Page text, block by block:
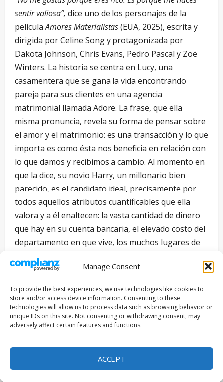
Manage Consent
To provide the best experiences, we use technologies like cookies to
store and/or access device information. Consenting to these
technologies will allow us to process data such as browsing behavior or
unique IDs on this site. Not consenting or withdrawing consent, may
adversely affect certain features and functions.
ACCEPT
sentir valiosa”, dice uno de los personajes de la
películaAmores Materialistas(EUA, 2025), escrita y
dirigida por Celine Song y protagonizada por
Dakota Johnson, Chris Evans, Pedro Pascal y Zoë
Winters. La historia se centra en Lucy, una
casamentera que se gana la vida encontrando
pareja para sus clientes en una agencia
matrimonial llamada Adore. La frase, que ella
misma pronuncia, revela su forma de pensar sobre
el amor y el matrimonio: es una transacción y lo que
importa es como ésta nos beneficia en relación con
lo que damos y recibimos a cambio. Al momento en
que la dice, su novio Harry, un millonario bien
parecido, es el candidato ideal, precisamente por
todos aquellos atributos cuantificables que ella
valora y a él enaltecen: la vasta cantidad de dinero
que hay en su cuenta bancaria, el elevado costo del
departamento en que vive, los muchos lugares de
lujo a los que puede llevarla a cenar y, más que
nada, cómo esto la hace sentir y verse a sí misma;
ser su pareja, por asociación también lo será. Y en
un mundo como éste, esto importa, por estatus y
nivel económico. El por qué es importante tiene que
la idea que se nos inculca, repite y vende hasta el
cansancio: entre más exclusivo, mejor; noción